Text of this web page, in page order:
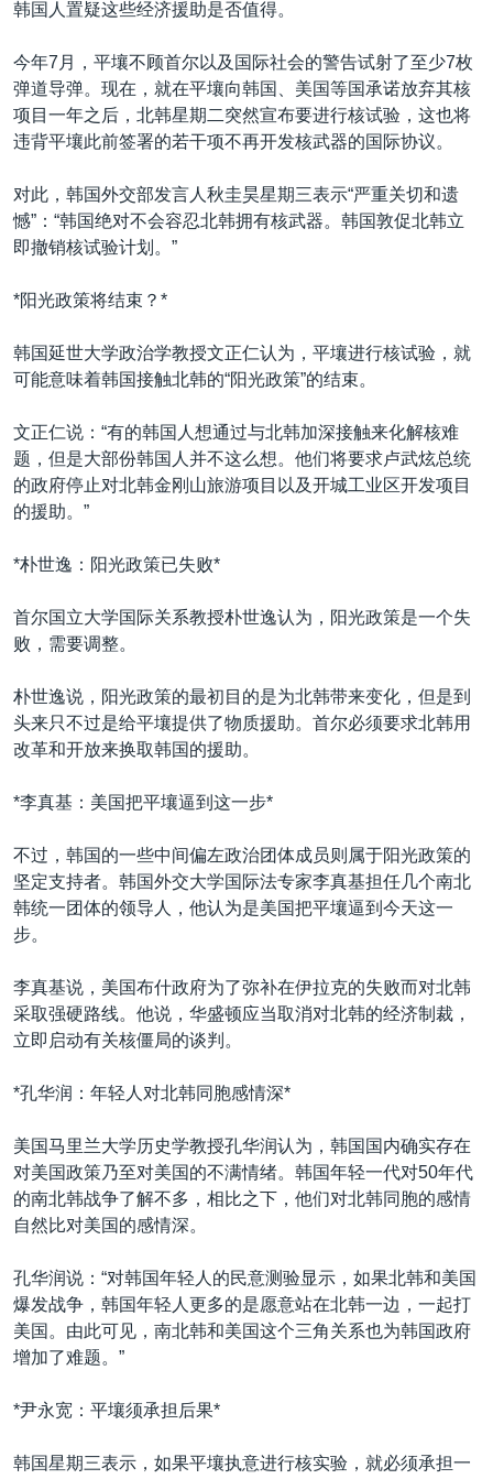
重要讲话与声明
台海两岸关系
南中国海争端
关注西藏
关注新疆
其他语言网站
韩国人置疑这些经济援助是否值得。
今年7月，平壤不顾首尔以及国际社会的警告试射了至少7枚
弹道导弹。现在，就在平壤向韩国、美国等国承诺放弃其核
项目一年之后，北韩星期二突然宣布要进行核试验，这也将
违背平壤此前签署的若干项不再开发核武器的国际协议。
对此，韩国外交部发言人秋圭昊星期三表示“严重关切和遗
憾”：“韩国绝对不会容忍北韩拥有核武器。韩国敦促北韩立
即撤销核试验计划。”
*阳光政策将结束？*
韩国延世大学政治学教授文正仁认为，平壤进行核试验，就
可能意味着韩国接触北韩的“阳光政策”的结束。
文正仁说：“有的韩国人想通过与北韩加深接触来化解核难
题，但是大部份韩国人并不这么想。他们将要求卢武炫总统
的政府停止对北韩金刚山旅游项目以及开城工业区开发项目
的援助。”
*朴世逸：阳光政策已失败*
首尔国立大学国际关系教授朴世逸认为，阳光政策是一个失
败，需要调整。
朴世逸说，阳光政策的最初目的是为北韩带来变化，但是到
头来只不过是给平壤提供了物质援助。首尔必须要求北韩用
改革和开放来换取韩国的援助。
*李真基：美国把平壤逼到这一步*
不过，韩国的一些中间偏左政治团体成员则属于阳光政策的
坚定支持者。韩国外交大学国际法专家李真基担任几个南北
韩统一团体的领导人，他认为是美国把平壤逼到今天这一
步。
李真基说，美国布什政府为了弥补在伊拉克的失败而对北韩
采取强硬路线。他说，华盛顿应当取消对北韩的经济制裁，
立即启动有关核僵局的谈判。
*孔华润：年轻人对北韩同胞感情深*
美国马里兰大学历史学教授孔华润认为，韩国国内确实存在
对美国政策乃至对美国的不满情绪。韩国年轻一代对50年代
的南北韩战争了解不多，相比之下，他们对北韩同胞的感情
自然比对美国的感情深。
孔华润说：“对韩国年轻人的民意测验显示，如果北韩和美国
爆发战争，韩国年轻人更多的是愿意站在北韩一边，一起打
美国。由此可见，南北韩和美国这个三角关系也为韩国政府
增加了难题。”
*尹永宽：平壤须承担后果*
韩国星期三表示，如果平壤执意进行核实验，就必须承担一